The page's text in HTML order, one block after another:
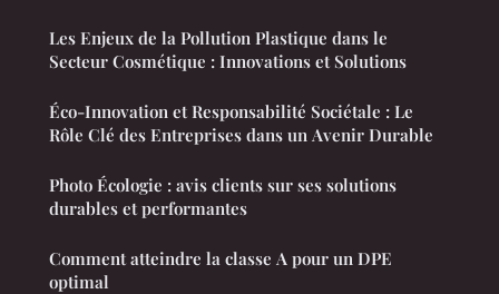
Les Enjeux de la Pollution Plastique dans le
Secteur Cosmétique : Innovations et Solutions
Éco-Innovation et Responsabilité Sociétale : Le
Rôle Clé des Entreprises dans un Avenir Durable
Photo Écologie : avis clients sur ses solutions
durables et performantes
Comment atteindre la classe A pour un DPE
optimal